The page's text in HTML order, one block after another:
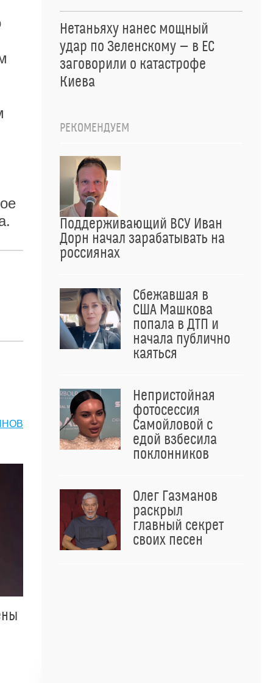
Нетаньяху нанес мощный
удар по Зеленскому — в ЕС
заговорили о катастрофе
Киева
РЕКОМЕНДУЕМ
Поддерживающий ВСУ Иван
Дорн начал зарабатывать на
россиянах
Сбежавшая в
США Машкова
попала в ДТП и
начала публично
каяться
Непристойная
фотосессия
Самойловой с
едой взбесила
поклонников
Олег Газманов
раскрыл
главный секрет
своих песен